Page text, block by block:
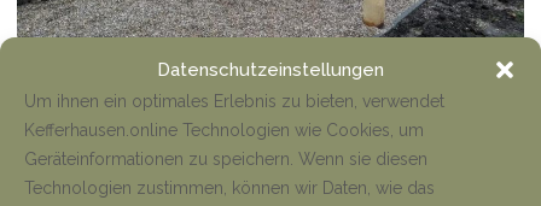
Datenschutzeinstellungen
Um ihnen ein optimales Erlebnis zu bieten, verwendet
Kefferhausen.online Technologien wie Cookies, um
Geräteinformationen zu speichern. Wenn sie diesen
Technologien zustimmen, können wir Daten, wie das
Nestschaukel